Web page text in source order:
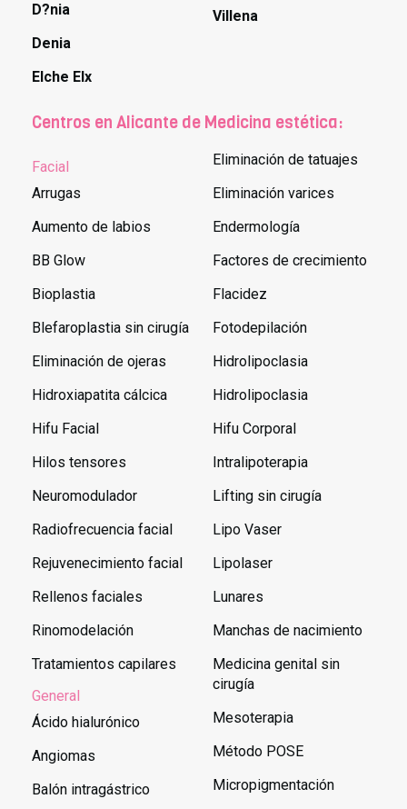
D?nia
Denia
Elche Elx
Villena
Centros en Alicante de Medicina estética:
Facial
Arrugas
Aumento de labios
BB Glow
Bioplastia
Blefaroplastia sin cirugía
Eliminación de ojeras
Hidroxiapatita cálcica
Hifu Facial
Hilos tensores
Neuromodulador
Radiofrecuencia facial
Rejuvenecimiento facial
Rellenos faciales
Rinomodelación
Tratamientos capilares
General
Ácido hialurónico
Angiomas
Balón intragástrico
Eliminación de tatuajes
Eliminación varices
Endermología
Factores de crecimiento
Flacidez
Fotodepilación
Hidrolipoclasia
Hidrolipoclasia
Hifu Corporal
Intralipoterapia
Lifting sin cirugía
Lipo Vaser
Lipolaser
Lunares
Manchas de nacimiento
Medicina genital sin
cirugía
Mesoterapia
Método POSE
Micropigmentación